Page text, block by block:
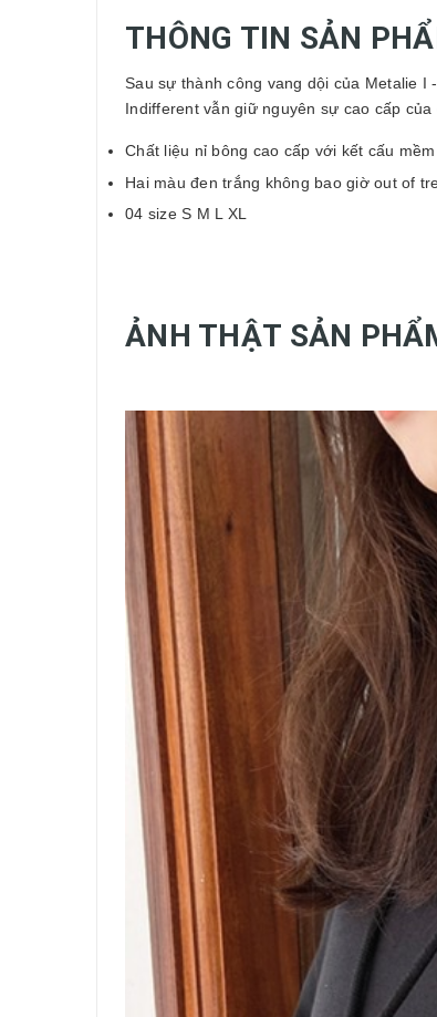
THÔNG TIN SẢN
Sau sự thành công vang dội của Metalie
Indifferent vẫn giữ nguyên sự cao cấp
Chất liệu nỉ bông cao cấp với kết cấu
Hai màu đen trắng không bao giờ out of
04 size S M L XL
ẢNH THẬT SẢN